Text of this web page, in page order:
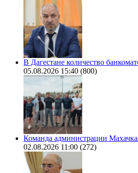
В Дагестане количество
05.08.2026 15:40 (800)
Команда администрации
02.08.2026 11:00 (272)